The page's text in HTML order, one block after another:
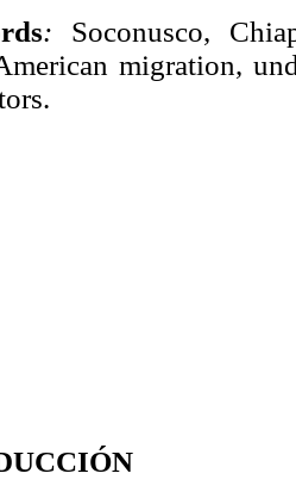
: Soconusco,
migration,